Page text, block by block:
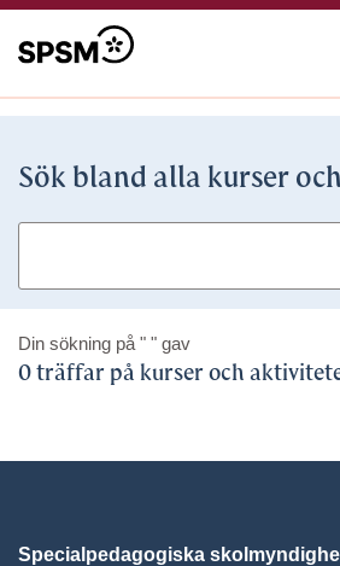
Sök bland alla kurser
Din sökning på " " gav
0 träffar på kurser och
Specialpedagogiska